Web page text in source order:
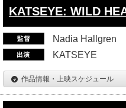
KATSEYE: WILD
Nadia Hallgren
KATSEYE
作品情報・上映スケジュール